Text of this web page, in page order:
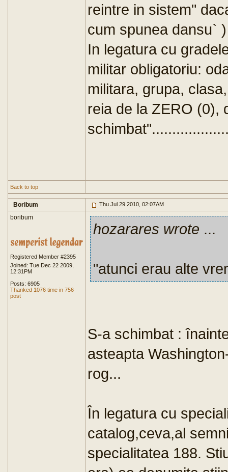
reintre in sistem"
cum spunea dansu`
In legatura cu
militar obligatoriu:
militara, grupa,
reia de la ZERO (0),
Back to top
Boribum Thu Jul 29 2010, 02:07AM
boribum
Registered Member #2395
Joined: Tue Dec 22 2009,
12:31PM
Posts: 6905
Thanked 1076 time in 756
post
hozarares wrote ...
"atunci erau alte
S-a schimbat :
asteapta
rog...
În legatura cu
catalog,ceva,al
specialitatea 188.